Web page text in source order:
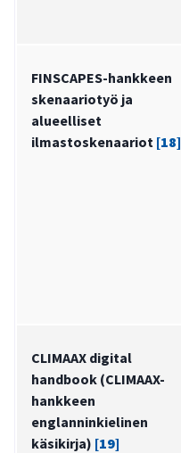
FINSCAPES-hankkeen
skenaariotyö ja
alueelliset
ilmastoskenaariot [18]
CLIMAAX digital
handbook (CLIMAAX-
hankkeen
englanninkielinen
käsikirja) [19]